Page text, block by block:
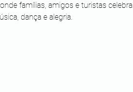
famílias, amigos e turistas
dança e alegria.